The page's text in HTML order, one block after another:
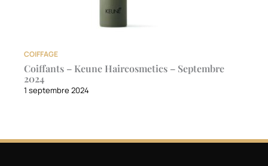
COIFFAGE
Coiffants – Keune Haircosmetics – Septembre
2024
1 septembre 2024